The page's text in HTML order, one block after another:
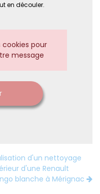
en découler.
pour
message
d'un nettoyage
d'une Renault
blanche à Mérignac